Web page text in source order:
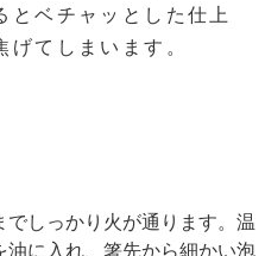
とベチャッとした仕上
げてしまいます。
しっかり火が通ります。温
油に入れ、箸先から細かい泡